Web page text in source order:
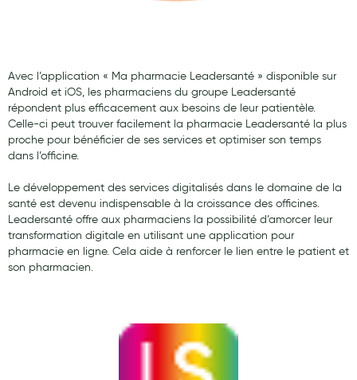
Biberons et tétines
Toilette du bébé
Accessoires bébé
Soins enfant
Soins maman
Tisanes allaitement et compléments alimentaires
Avec l’application « Ma pharmacie Leadersanté » disponible sur
Android et iOS, les pharmaciens du groupe Leadersanté
répondent plus efficacement aux besoins de leur patientèle.
Celle-ci peut trouver facilement la pharmacie Leadersanté la plus
proche pour bénéficier de ses services et optimiser son temps
dans l’officine.
Le développement des services digitalisés dans le domaine de la
santé est devenu indispensable à la croissance des officines.
Leadersanté offre aux pharmaciens la possibilité d’amorcer leur
transformation digitale en utilisant une application pour
pharmacie en ligne. Cela aide à renforcer le lien entre le patient et
son pharmacien.